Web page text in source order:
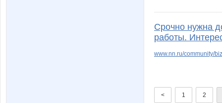
Срочно нужна
работы.
www.nn.ru/community/
< 1 2